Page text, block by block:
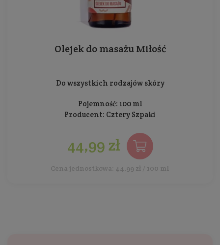
Olejek do masażu Miłość
Do wszystkich rodzajów skóry
Pojemność: 100 ml
Producent: Cztery Szpaki
44,99 zł
Cena jednostkowa: 44,99 zł / 100 ml